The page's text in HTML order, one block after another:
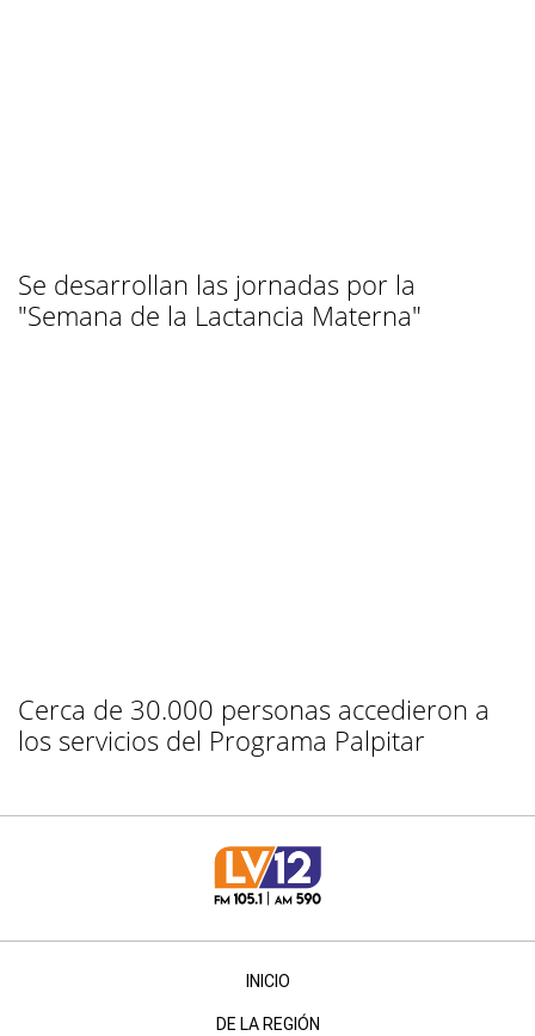
Se desarrollan las jornadas por la
"Semana de la Lactancia Materna"
Cerca de 30.000 personas accedieron a
los servicios del Programa Palpitar
INICIO
DE LA REGIÓN